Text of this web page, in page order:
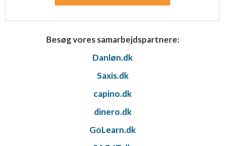
Besøg vores samarbejdspartnere:
Danløn.dk
Saxis.dk
capino.dk
dinero.dk
GoLearn.dk